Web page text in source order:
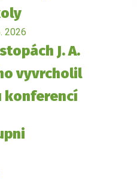
2026
J. A.
vyvrcholil
konferencí